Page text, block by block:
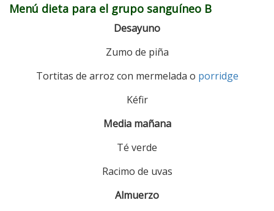
Menú dieta para el grupo sanguíneo B
Desayuno
Zumo de piña
Tortitas de arroz con mermelada o porridge
Kéfir
Media mañana
Té verde
Racimo de uvas
Almuerzo